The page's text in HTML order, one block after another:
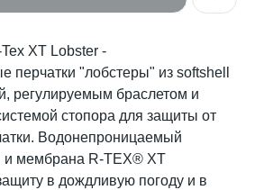
XT Lobster -
перчатки "лобстеры" из softshell
регулируемым браслетом и
стопора для защиты от
Водонепроницаемый
и мембрана R-TEX® XT
в дождливую погоду и в